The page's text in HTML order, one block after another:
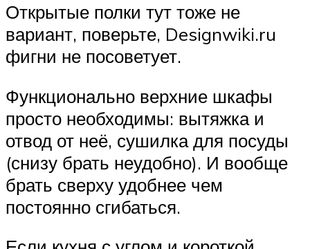
Открытые полки тут тоже не
вариант, поверьте, Designwiki.ru
фигни не посоветует.
Функционально верхние шкафы
просто необходимы: вытяжка и
отвод от неё, сушилка для посуды
(снизу брать неудобно). И вообще
брать сверху удобнее чем
постоянно сгибаться.